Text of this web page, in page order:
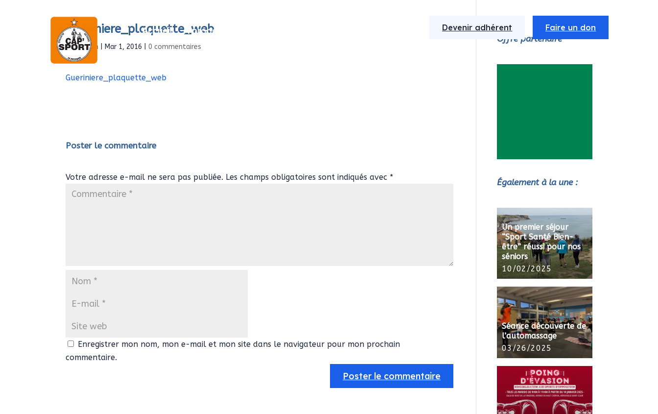
Accueil À propos Devenir adhérent Faire un don
Gueriniere_plaquette_web
parAdmin Mar 1, 2016 |0 commentaires
Gueriniere_plaquette_web
Poster le commentaire
Votre adresse e-mail ne sera pas publiée. Les champs obligatoires sont indiqués avec *
Enregistrer mon nom, mon e-mail et mon site dans le navigateur pour mon prochain
commentaire.
Offre partenaire
Également à la une :
Un premier séjour
“Sport Santé Bien-
être” réussi pour nos
séniors
10/02/2025
Séance découverte de
l’automassage
03/26/2025